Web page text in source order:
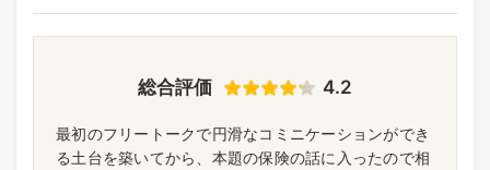
総合評価 4.2
最初のフリートークで円滑なコミニケーションができ
る土台を築いてから、本題の保険の話に入ったので相